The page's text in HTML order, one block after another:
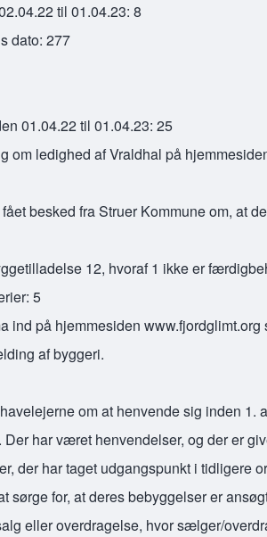
til 01.04.23: 8
dato: 277
01.04.22 til 01.04.23: 25
om ledighed af Vraldhal på
besked fra Struer Kommune om, at
12, hvoraf 1 ikke er
5
ind på hjemmesiden
af byggeri.
om at henvende sig inden
har været henvendelser, og der er
der har taget udgangspunkt i tidligere
sørge for, at deres bebyggelser er
eller overdragelse, hvor sælger/